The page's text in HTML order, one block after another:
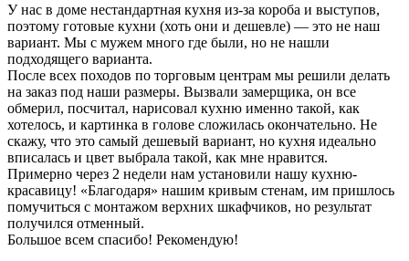
У нас в доме нестандартная кухня из-за короба и выступов,
поэтому готовые кухни (хоть они и дешевле) — это не наш
вариант. Мы с мужем много где были, но не нашли
подходящего варианта.
После всех походов по торговым центрам мы решили делать
на заказ под наши размеры. Вызвали замерщика, он все
обмерил, посчитал, нарисовал кухню именно такой, как
хотелось, и картинка в голове сложилась окончательно. Не
скажу, что это самый дешевый вариант, но кухня идеально
вписалась и цвет выбрала такой, как мне нравится.
Примерно через 2 недели нам установили нашу кухню-
красавицу! «Благодаря» нашим кривым стенам, им пришлось
помучиться с монтажом верхних шкафчиков, но результат
получился отменный.
Большое всем спасибо! Рекомендую!